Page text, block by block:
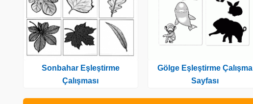
Sonbahar Eşleştirme
Çalışması
Gölge Eşleştirme Çalışma
Sayfası